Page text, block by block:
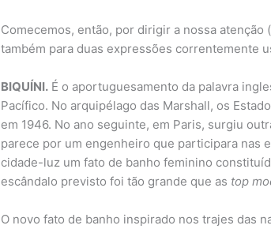
Comecemos, então, por dirigir a nossa
também para duas expressões correntemente
BIQUÍNI. É o aportuguesamento da palavra
Pacífico. No arquipélago das Marshall, os
em 1946. No ano seguinte, em Paris, surgiu
parece por um engenheiro que participara nas
cidade-luz um fato de banho feminino
escândalo previsto foi tão grande que as top
O novo fato de banho inspirado nos trajes das